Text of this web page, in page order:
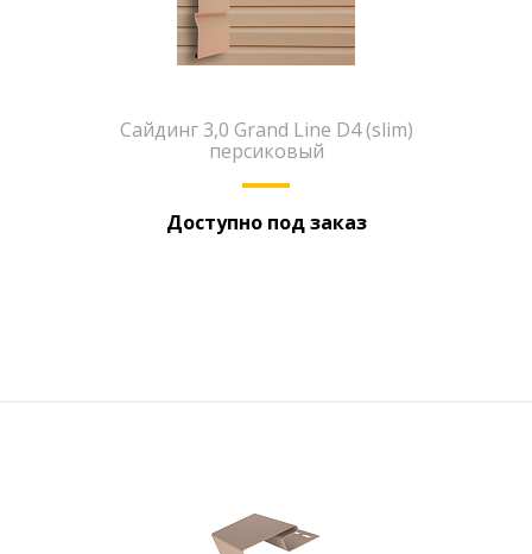
Сайдинг 3,0 Grand Line D4 (slim)
персиковый
Доступно под заказ